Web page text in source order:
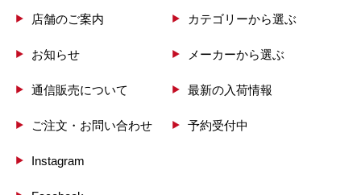
店舗のご案内
お知らせ
通信販売について
ご注文・お問い合わせ
Instagram
カテゴリーから選ぶ
メーカーから選ぶ
最新の入荷情報
予約受付中